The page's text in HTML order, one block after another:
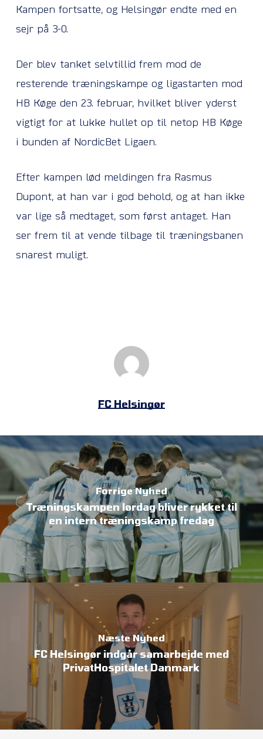
Kampen fortsatte, og Helsingør endte med en
sejr på 3-0.
Der blev tanket selvtillid frem mod de
resterende træningskampe og ligastarten mod
HB Køge den 23. februar, hvilket bliver yderst
vigtigt for at lukke hullet op til netop HB Køge
i bunden af NordicBet Ligaen.
Efter kampen lød meldingen fra Rasmus
Dupont, at han var i god behold, og at han ikke
var lige så medtaget, som først antaget. Han
ser frem til at vende tilbage til træningsbanen
snarest muligt.
FC Helsingør
Forrige Nyhed
Træningskampen lørdag bliver rykket til
en intern træningskamp fredag
Næste Nyhed
FC Helsingør indgår samarbejde med
PrivatHospitalet Danmark